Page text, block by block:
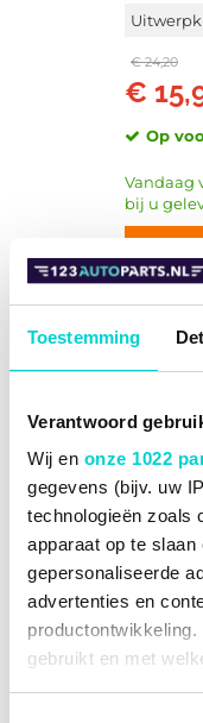
Toestemming
Verantwoord
Wij en onze 1022
gegevens (bijv. uw
technologieën zoals
apparaat op te
gepersonaliseerde
advertenties en
gebruikt en met
€ 24,20
€
Op
Vandaag
bij u
Lengte
Huis
Slag
€ 24,80
€
Op